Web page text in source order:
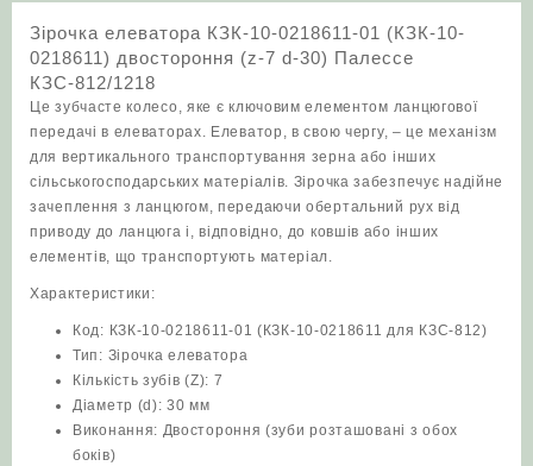
двостороння
(z-
7
d-
30)
Палессе
КЗС-812/1218
кількість
Зірочка елеватора КЗК-10-0218611-01 (КЗК-10-
0218611) двостороння (z-7 d-30) Палессе
КЗС-812/1218
Це зубчасте колесо, яке є ключовим елементом ланцюгової
передачі в елеваторах. Елеватор, в свою чергу, – це механізм
для вертикального транспортування зерна або інших
сільськогосподарських матеріалів. Зірочка забезпечує надійне
зачеплення з ланцюгом, передаючи обертальний рух від
приводу до ланцюга і, відповідно, до ковшів або інших
елементів, що транспортують матеріал.
Характеристики:
Код: КЗК-10-0218611-01 (КЗК-10-0218611 для КЗС-812)
Тип: Зірочка елеватора
Кількість зубів (Z): 7
Діаметр (d): 30 мм
Виконання: Двостороння (зуби розташовані з обох
боків)